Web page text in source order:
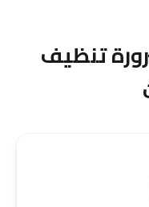
تنظيف